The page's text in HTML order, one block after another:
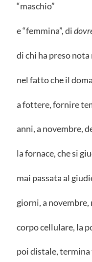
“maschio”
e “femmina”, di
di chi ha preso
nel fatto che il
a fottere, fornire
anni, a novembre,
la fornace, che si
mai passata al
giorni, a novembre,
corpo cellulare, la
poi distale,